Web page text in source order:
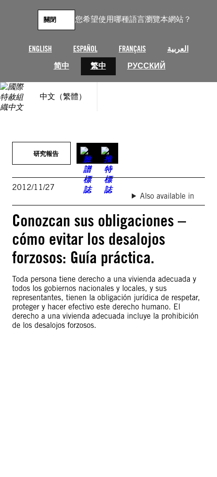
您希望使用哪種語言瀏覽本網站？
ENGLISH ESPAÑOL FRANÇAIS
العربية
简中
繁中 РУССКИЙ
關閉
中文（繁體）
研究報告
2012/11/27
Also available in
Conozcan sus obligaciones –
cómo evitar los desalojos
forzosos: Guía práctica.
Toda persona tiene derecho a una vivienda adecuada y
todos los gobiernos nacionales y locales, y sus
representantes, tienen la obligación jurídica de respetar,
proteger y hacer efectivo este derecho humano. El
derecho a una vivienda adecuada incluye la prohibición
de los desalojos forzosos.